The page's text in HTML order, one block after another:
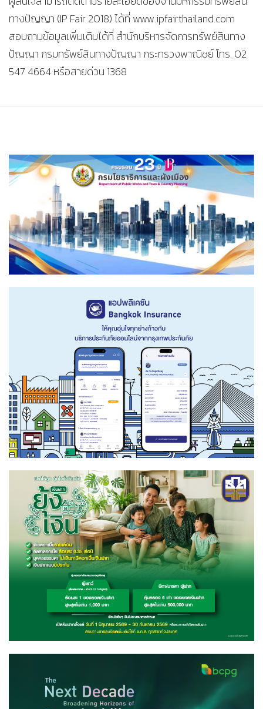
ทางปัญญา (IP Fair 2018) ได้ที่ www.ipfairthailand.com
สอบถามข้อมูลเพิ่มเติมได้ที่ สำนักบริหารจัดการทรัพย์สินทาง
ปัญญา กรมทรัพย์สินทางปัญญา กระทรวงพาณิชย์ โทร. 02
547 4664 หรือสายด่วน 1368